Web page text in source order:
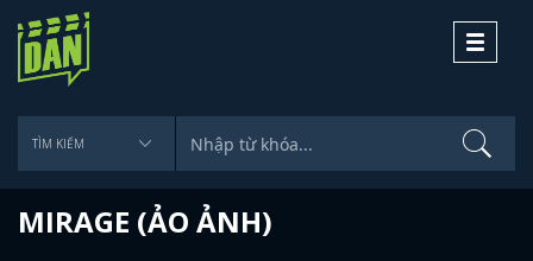
Toggle
MIRAGE (ẢO ẢNH)